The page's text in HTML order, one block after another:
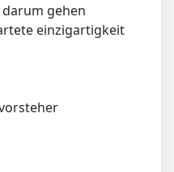
gehen
einzigartigkeit